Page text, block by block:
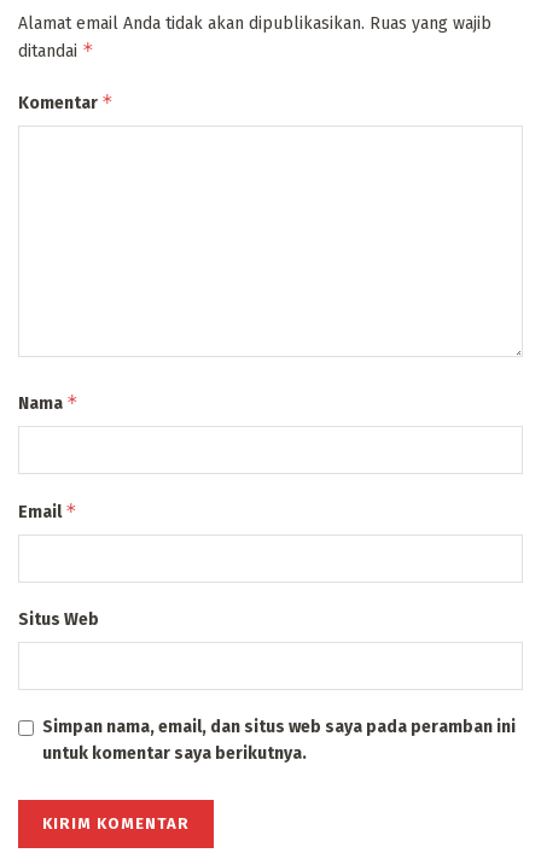
Alamat email Anda tidak akan dipublikasikan. Ruas yang wajib
ditandai *
Komentar *
Nama *
Email*
Situs Web
Simpan nama, email, dan situs web saya pada peramban ini
untuk komentar saya berikutnya.